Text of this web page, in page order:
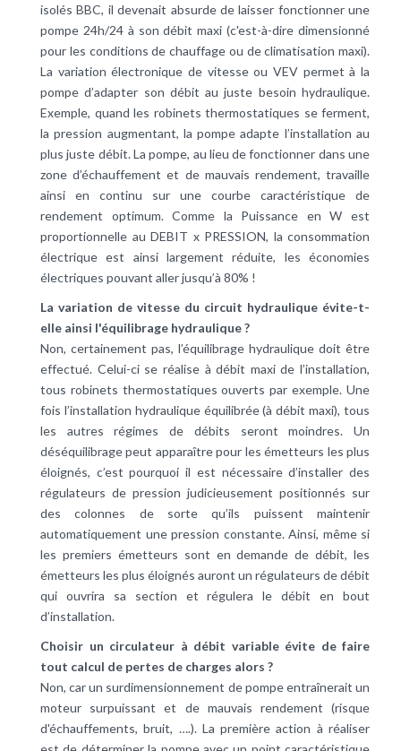
isolésBBC, il devenait absurde de laisser fonctionner une
pompe 24h/24 à son débit maxi (c'est-à-dire dimensionné
pour les conditions de chauffage ou de climatisation maxi).
La variation électronique de vitesse ou VEV permet à la
pompe d’adapter son débit au juste besoin hydraulique.
Exemple, quand les robinets thermostatiques se ferment,
la pression augmentant, la pompe adapte l’installation au
plus juste débit. La pompe, au lieu de fonctionner dans une
zone d’échauffement et de mauvais rendement, travaille
ainsi en continu sur une courbe caractéristique de
rendement optimum. Comme la Puissance en W est
proportionnelle au DEBIT x PRESSION, la consommation
électrique est ainsi largement réduite, les économies
électriques pouvant aller jusqu’à 80% !
La variation de vitesse du circuit hydraulique évite-t-
elle ainsi l'équilibrage hydraulique ?
Non, certainement pas, l’équilibrage hydraulique doit être
effectué. Celui-ci se réalise à débit maxi de l’installation,
tous robinets thermostatiques ouverts par exemple. Une
fois l’installation hydraulique équilibrée (à débit maxi), tous
les autres régimes de débits seront moindres. Un
déséquilibrage peut apparaître pour les émetteurs les plus
éloignés, c’est pourquoi il est nécessaire d’installer des
régulateurs de pression judicieusement positionnés sur
des colonnes de sorte qu’ils puissent maintenir
automatiquement une pression constante. Ainsi, même si
les premiers émetteurs sont en demande de débit, les
émetteurs les plus éloignés auront un régulateurs de débit
qui ouvrira sa section et régulera le débit en bout
d’installation.
Choisir un circulateur à débit variable évite de faire
tout calcul de pertes de charges alors ?
Non, car un surdimensionnement de pompe entraînerait un
moteur surpuissant et de mauvais rendement (risque
d'échauffements, bruit, ….). La première action à réaliser